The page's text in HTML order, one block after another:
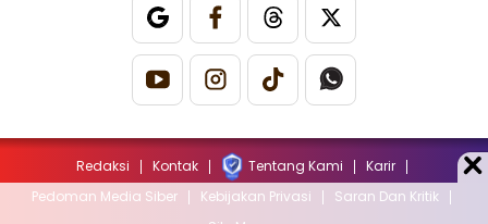
Redaksi Kontak Tentang Kami
Karir
Pedoman Media Siber
Kebijakan Privasi
Saran Dan Kritik